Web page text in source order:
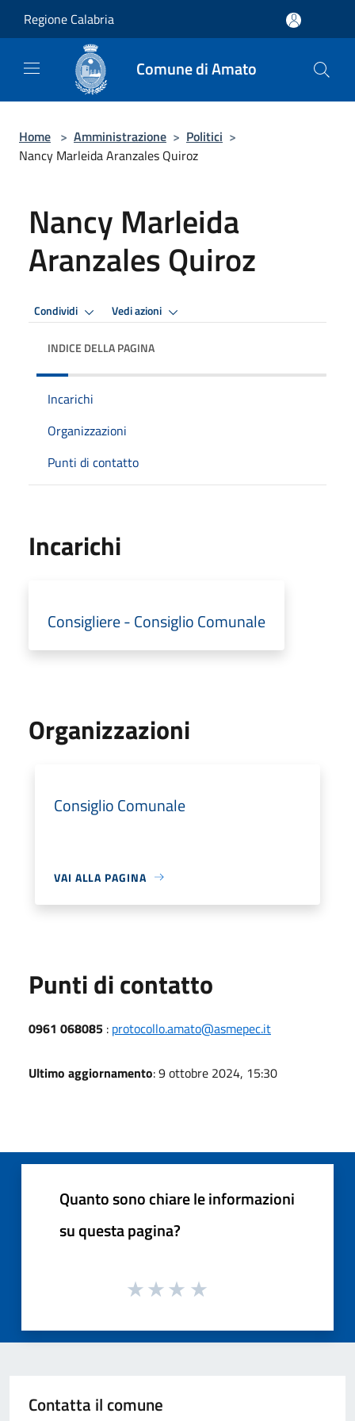
Regione Calabria
Comune di Amato
Home > Amministrazione > Politici >
Nancy Marleida Aranzales Quiroz
Nancy Marleida
Aranzales Quiroz
Condividi Vedi azioni
INDICE DELLA PAGINA
Incarichi
Organizzazioni
Punti di contatto
Incarichi
Consigliere - Consiglio Comunale
Organizzazioni
Consiglio Comunale
VAI ALLA PAGINA
Punti di contatto
0961 068085 : protocollo.amato@asmepec.it
Ultimo aggiornamento: 9 ottobre 2024, 15:30
Quanto sono chiare le informazioni
su questa pagina?
Contatta il comune